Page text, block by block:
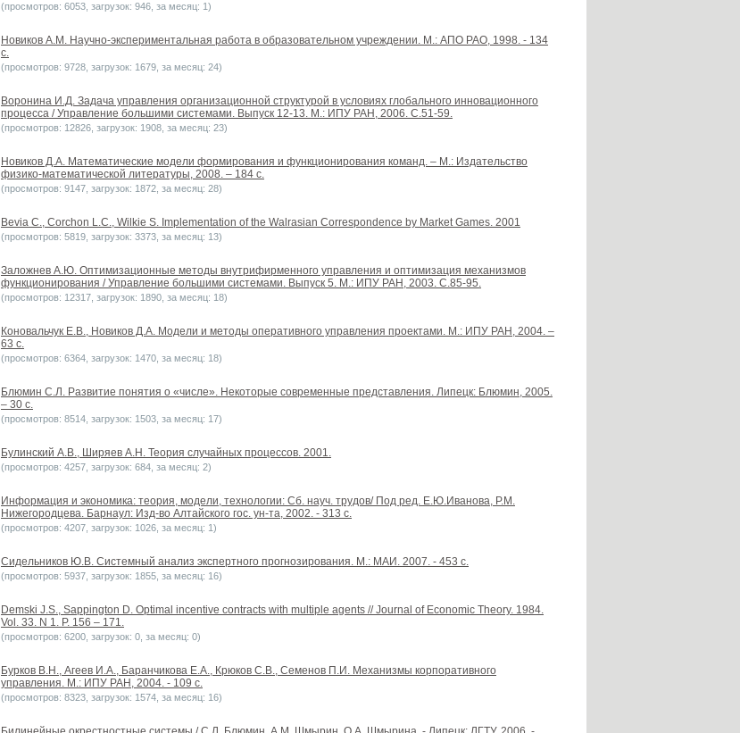
(просмотров: 6053, загрузок: 946, за месяц: 1)
Новиков А.М. Научно-экспериментальная работа в образовательном учреждении. М.: АПО РАО, 1998. - 134
с.
(просмотров: 9728, загрузок: 1679, за месяц: 24)
Воронина И.Д. Задача управления организационной структурой в условиях глобального инновационного
процесса / Управление большими системами. Выпуск 12-13. М.: ИПУ РАН, 2006. С.51-59.
(просмотров: 12826, загрузок: 1908, за месяц: 23)
Новиков Д.А. Математические модели формирования и функционирования команд. – М.: Издательство
физико-математической литературы, 2008. – 184 с.
(просмотров: 9147, загрузок: 1872, за месяц: 28)
Bevia C., Corchon L.C., Wilkie S. Implementation of the Walrasian Correspondence by Market Games. 2001
(просмотров: 5819, загрузок: 3373, за месяц: 13)
Заложнев А.Ю. Оптимизационные методы внутрифирменного управления и оптимизация механизмов
функционирования / Управление большими системами. Выпуск 5. М.: ИПУ РАН, 2003. С.85-95.
(просмотров: 12317, загрузок: 1890, за месяц: 18)
Коновальчук Е.В., Новиков Д.А. Модели и методы оперативного управления проектами. М.: ИПУ РАН, 2004. –
63 с.
(просмотров: 6364, загрузок: 1470, за месяц: 18)
Блюмин С.Л. Развитие понятия о «числе». Некоторые современные представления. Липецк: Блюмин, 2005.
– 30 с.
(просмотров: 8514, загрузок: 1503, за месяц: 17)
Булинский А.В., Ширяев А.Н. Теория случайных процессов. 2001.
(просмотров: 4257, загрузок: 684, за месяц: 2)
Информация и экономика: теория, модели, технологии: Сб. науч. трудов/ Под ред. Е.Ю.Иванова, Р.М.
Нижегородцева. Барнаул: Изд-во Алтайского гос. ун-та, 2002. - 313 с.
(просмотров: 4207, загрузок: 1026, за месяц: 1)
Сидельников Ю.В. Системный анализ экспертного прогнозирования. М.: МАИ. 2007. - 453 с.
(просмотров: 5937, загрузок: 1855, за месяц: 16)
Demski J.S., Sappington D. Optimal incentive contracts with multiple agents // Journal of Economic Theory. 1984.
Vol. 33. N 1. P. 156 – 171.
(просмотров: 6200, загрузок: 0, за месяц: 0)
Бурков В.Н., Агеев И.А., Баранчикова Е.А., Крюков С.В., Семенов П.И. Механизмы корпоративного
управления. М.: ИПУ РАН, 2004. - 109 с.
(просмотров: 8323, загрузок: 1574, за месяц: 16)